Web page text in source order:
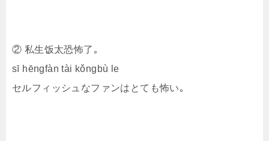
② 私生饭太恐怖了｡
sī hēngfàn tài kǒngbù le
セルフィッシュなファンはとても怖い｡